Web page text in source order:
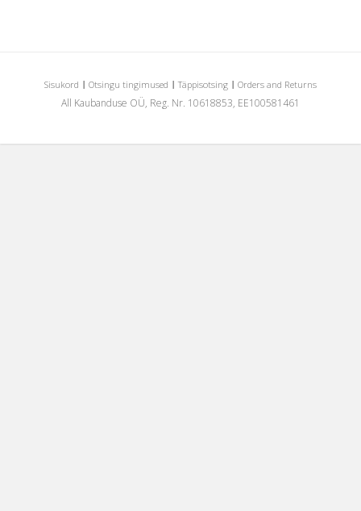
Sisukord Otsingu tingimused Täppisotsing Orders and Returns
All Kaubanduse OÜ, Reg. Nr. 10618853, EE100581461